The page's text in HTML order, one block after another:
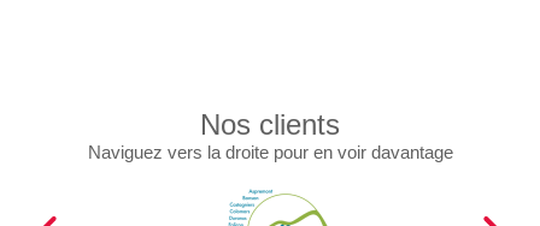
Nos clients
Naviguez vers la droite pour en voir davantage